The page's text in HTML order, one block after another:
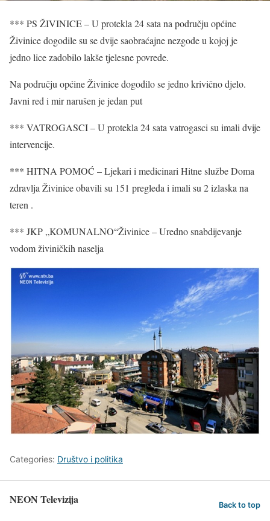
*** PS ŽIVINICE – U protekla 24 sata na području općine
Živinice dogodile su se dvije saobraćajne nezgode u kojoj je
jedno lice zadobilo lakše tjelesne povrede.
Na području općine Živinice dogodilo se jedno krivično djelo.
Javni red i mir narušen je jedan put
*** VATROGASCI – U protekla 24 sata vatrogasci su imali dvije
intervencije.
*** HITNA POMOĆ – Ljekari i medicinari Hitne službe Doma
zdravlja Živinice obavili su 151 pregleda i imali su 2 izlaska na
teren .
*** JKP „KOMUNALNO“Živinice – Uredno snabdijevanje
vodom živiničkih naselja
Categories: Društvo i politika
NEON Televizija Back to top